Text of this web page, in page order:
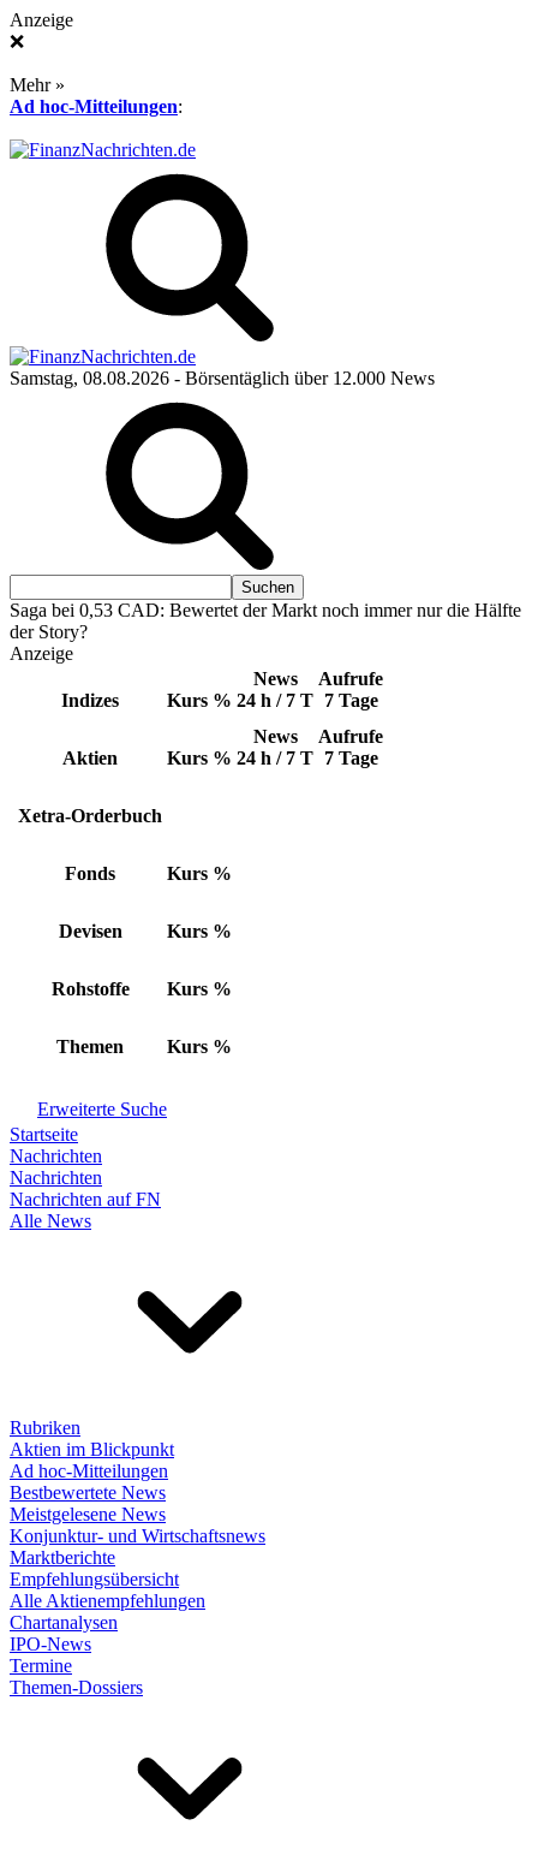
Anzeige
❌
Mehr »
Ad hoc-Mitteilungen:
Samstag, 08.08.2026 - Börsentäglich über 12.000 News
Saga bei 0,53 CAD: Bewertet der Markt noch immer nur die Hälfte
der Story?
Anzeige
Indizes Kurs %
News
24 h / 7 T
Aufrufe
7 Tage
Aktien Kurs %
News
24 h / 7 T
Aufrufe
7 Tage
Xetra-Orderbuch
Fonds Kurs %
Devisen Kurs %
Rohstoffe Kurs %
Themen Kurs %
Erweiterte Suche
Startseite
Nachrichten
Nachrichten
Nachrichten auf FN
Alle News
Rubriken
Aktien im Blickpunkt
Ad hoc-Mitteilungen
Bestbewertete News
Meistgelesene News
Konjunktur- und Wirtschaftsnews
Marktberichte
Empfehlungsübersicht
Alle Aktienempfehlungen
Chartanalysen
IPO-News
Termine
Themen-Dossiers